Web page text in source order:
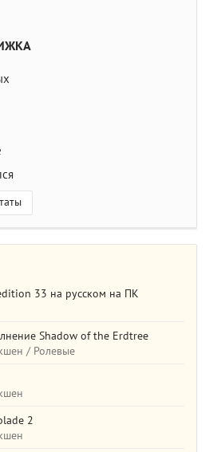
33 на русском на ПК
Shadow of the Erdtree
/ Ролевые
2